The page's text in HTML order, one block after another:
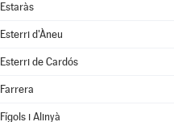
Estaràs
Esterri d'Àneu
Esterri de Cardós
Farrera
Fígols i Alinyà